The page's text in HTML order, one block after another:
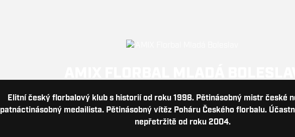
Elitní český florbalový klub s historií od roku 1998. Pětinásobný mistr české
patnáctinásobný medailista. Pětinásobný vítěz Poháru Českého florbalu.
nepřetržitě od roku 2004.